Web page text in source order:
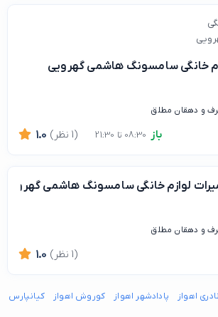
خانگی سامسونگ هاشمی گهرویی
و دهقان مطلق
باز 1.0 (1 نظر)
لوازم خانگی سامسونگ هاشمی گهرویی
و دهقان مطلق
1.0 (1 نظر)
نادری اهواز پادادشهر اهواز کوروش اهواز کیانپارس